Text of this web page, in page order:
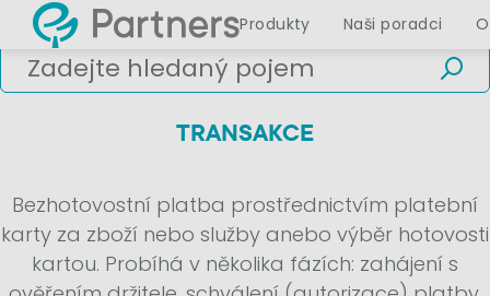
Produkty Naši poradci
TRANSAKCE
Bezhotovostní platba prostřednictvím platební
karty za zboží nebo služby anebo výběr hotovosti
kartou. Probíhá v několika fázích: zahájení s